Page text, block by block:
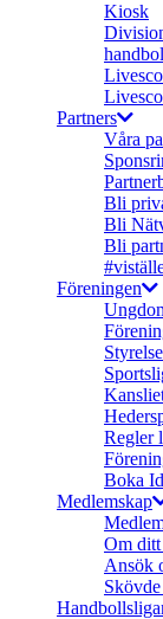
Kiosk
Partners
Våra
Bli
Bli
Bli
Föreningen
Regler
Boka
Medlemskap
Om ditt
Ansök